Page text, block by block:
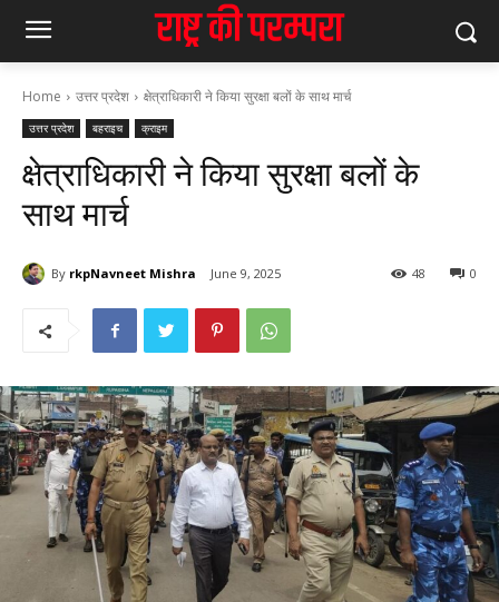
Home उत्तर प्रदेश क्षेत्राधिकारी ने किया सुरक्षा बलों के साथ मार्च
उत्तर प्रदेश बहराइच क्राइम
क्षेत्राधिकारी ने किया सुरक्षा बलों के
साथ मार्च
By rkpNavneet Mishra June 9, 2025 0
48